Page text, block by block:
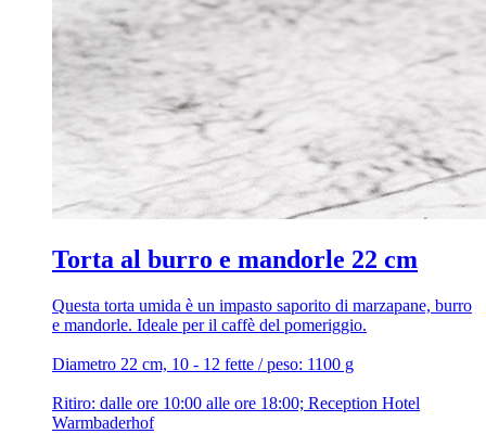
Torta al burro e mandorle 22 cm
Questa torta umida è un impasto saporito di marzapane, burro
e mandorle. Ideale per il caffè del pomeriggio.
Diametro 22 cm, 10 - 12 fette / peso: 1100 g
Ritiro: dalle ore 10:00 alle ore 18:00; Reception Hotel
Warmbaderhof